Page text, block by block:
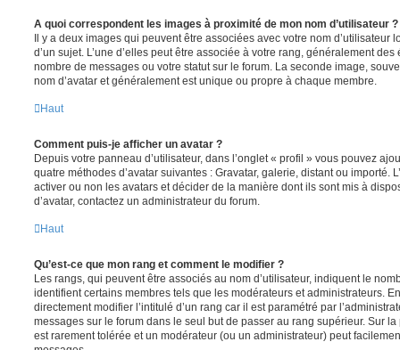
A quoi correspondent les images à proximité de mon nom d’utilisateur ?
Il y a deux images qui peuvent être associées avec votre nom d’utilisateur
d’un sujet. L’une d’elles peut être associée à votre rang, généralement
nombre de messages ou votre statut sur le forum. La seconde image,
nom d’avatar et généralement est unique ou propre à chaque membre.
Haut
Comment puis-je afficher un avatar ?
Depuis votre panneau d’utilisateur, dans l’onglet « profil » vous pouvez
quatre méthodes d’avatar suivantes : Gravatar, galerie, distant ou importé.
activer ou non les avatars et décider de la manière dont ils sont mis à
d’avatar, contactez un administrateur du forum.
Haut
Qu’est-ce que mon rang et comment le modifier ?
Les rangs, qui peuvent être associés au nom d’utilisateur, indiquent le
identifient certains membres tels que les modérateurs et administrateurs.
directement modifier l’intitulé d’un rang car il est paramétré par
messages sur le forum dans le seul but de passer au rang supérieur. Sur
est rarement tolérée et un modérateur (ou un administrateur) peut